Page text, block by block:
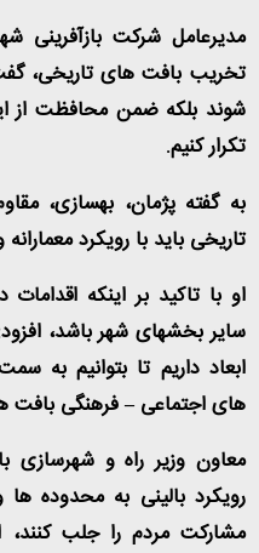
مدیرعامل شرکت بازآفرینی
تخریب بافت های تاریخی،
شوند بلکه ضمن محافظت از
تکرار کنیم.
به گفته پژمان، بهسازی،
تاریخی باید با رویکرد
او با تاکید بر اینکه
سایر بخشهای شهر باشد،
ابعاد داریم تا بتوانیم به
های اجتماعی – فرهنگی بافت
معاون وزیر راه و شهرسازی
رویکرد بالینی به محدوده
مشارکت مردم را جلب کنند،